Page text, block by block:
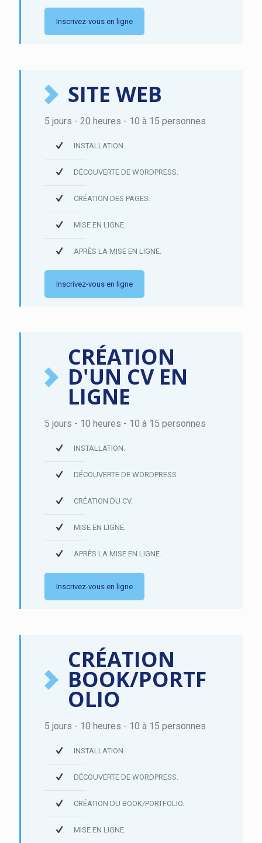
Inscrivez-vous en ligne
SITE WEB
5 jours - 20 heures - 10 à 15 personnes
INSTALLATION.
DÉCOUVERTE DE WORDPRESS.
CRÉATION DES PAGES.
MISE EN LIGNE.
APRÈS LA MISE EN LIGNE.
Inscrivez-vous en ligne
CRÉATION
D'UN CV EN
LIGNE
5 jours - 10 heures - 10 à 15 personnes
INSTALLATION.
DÉCOUVERTE DE WORDPRESS.
CRÉATION DU CV.
MISE EN LIGNE.
APRÈS LA MISE EN LIGNE.
Inscrivez-vous en ligne
CRÉATION
BOOK/PORTF
OLIO
5 jours - 10 heures - 10 à 15 personnes
INSTALLATION.
DÉCOUVERTE DE WORDPRESS.
CRÉATION DU BOOK/PORTFOLIO.
MISE EN LIGNE.